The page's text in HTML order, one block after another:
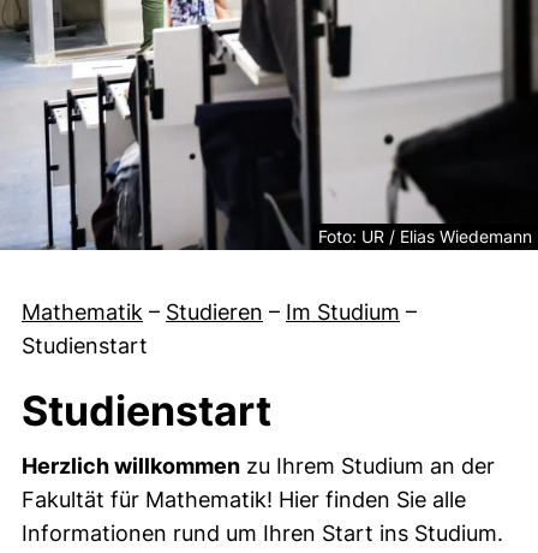
Rechtliche Information
Foto: UR / Elias Wiedemann
Mathematik – Studieren – Im Studium –
Studienstart
Studienstart
Herzlich willkommen zu Ihrem Studium an der
Fakultät für Mathematik! Hier finden Sie alle
Informationen rund um Ihren Start ins Studium.